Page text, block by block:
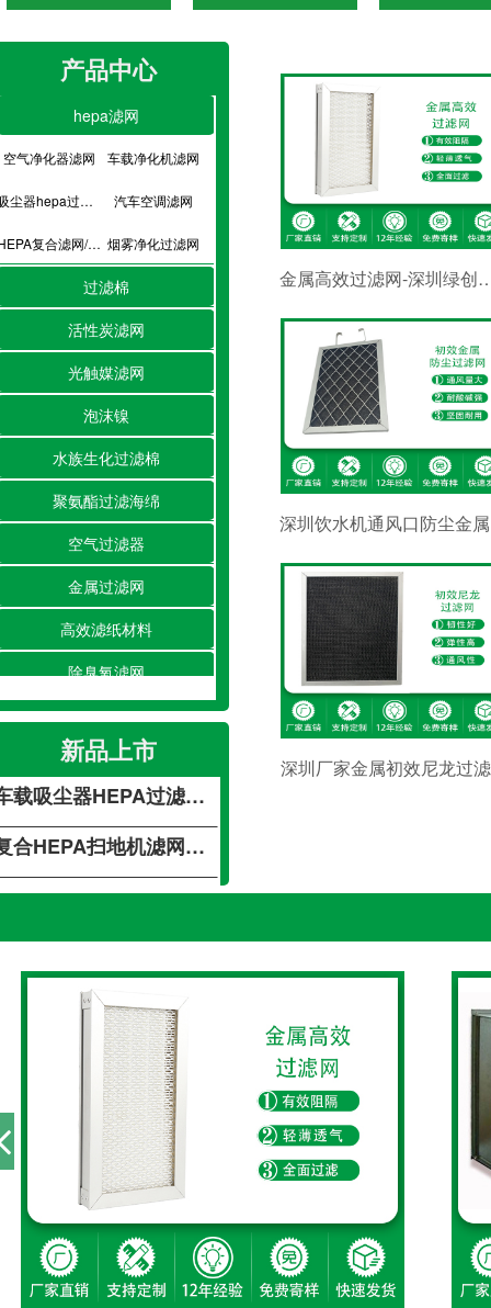
光触媒滤网 水族生化过滤棉
金属高效过滤网-
深圳厂家金属初效尼龙过
产品中心
hepa滤网
空气净化器滤网 车载净化机滤网
尘器hepa过滤网 汽车空调滤网
复合滤网/hepa滤芯 烟雾净化过滤网
过滤棉
活性炭滤网
光触媒滤网
泡沫镍
水族生化过滤棉
聚氨酯过滤海绵
空气过滤器
金属过滤网
高效滤纸材料
除臭氧滤网
除湿/加湿滤网
空调滤网
净化工程
新品上市
吸尘器HEPA过滤网不锈钢吸尘器海帕过滤网 空气净化器过滤网
HEPA扫地机滤网空气净化车载活性炭滤芯滤网
吸尘器HEPA过滤网不锈钢吸尘器海帕过滤网 空气净化器过滤网
HEPA扫地机滤网空气净化车载活性炭滤芯滤网
吸尘器HEPA过滤网不锈钢吸尘器海帕过滤网 空气净化器过滤网
HEPA扫地机滤网空气净化车载活性炭滤芯滤网